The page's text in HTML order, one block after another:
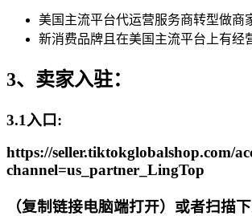
美国主流平台代运营服务商转型做商
新消费品牌且在美国主流平台上有经
3、卖家入驻：
3.1入口:
https://seller.tiktokglobalshop.com/
channel=us_partner_LingTop
（复制链接电脑端打开）或者扫描